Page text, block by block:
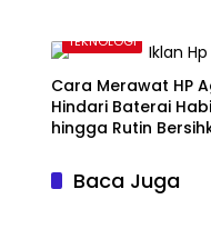
TEKNOLOGI
Cara Merawat HP
Hindari Baterai
hingga Rutin
Baca Juga